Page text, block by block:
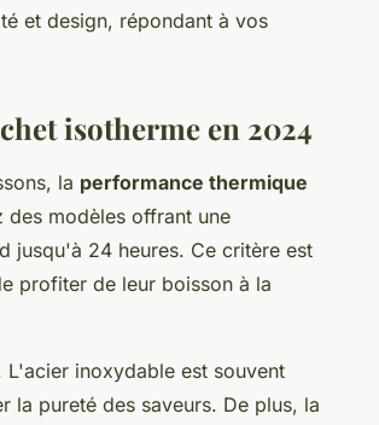
et design, répondant à vos
isotherme en 2024
la performance thermique
des modèles offrant une
jusqu'à 24 heures. Ce critère est
profiter de leur boisson à la
inoxydable est souvent
la pureté des saveurs. De plus, la